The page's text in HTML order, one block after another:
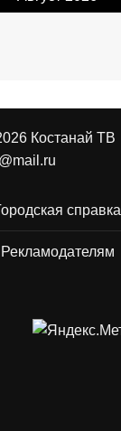
Костанай ТВ
справка
Рекламодателям